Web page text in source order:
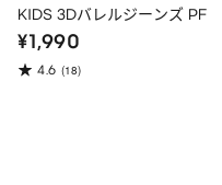
KIDS 3Dバレルジーンズ PF
¥1,990
4.6 (18)